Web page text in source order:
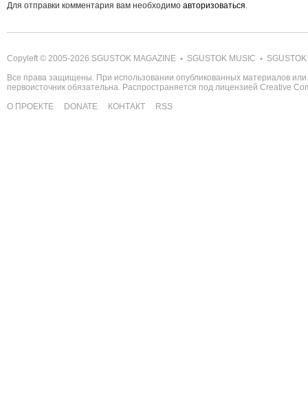
Для отправки комментария вам необходимо авторизоваться.
Copyleft © 2005-2026 SGUSTOK MAGAZINE • SGUSTOK MUSIC •
Все права защищены. При использовании опубликованных материалов
первоисточник обязательна. Распространяется под лицензией Creative
О ПРОЕКТЕ
DONATE КОНТАКТ RSS